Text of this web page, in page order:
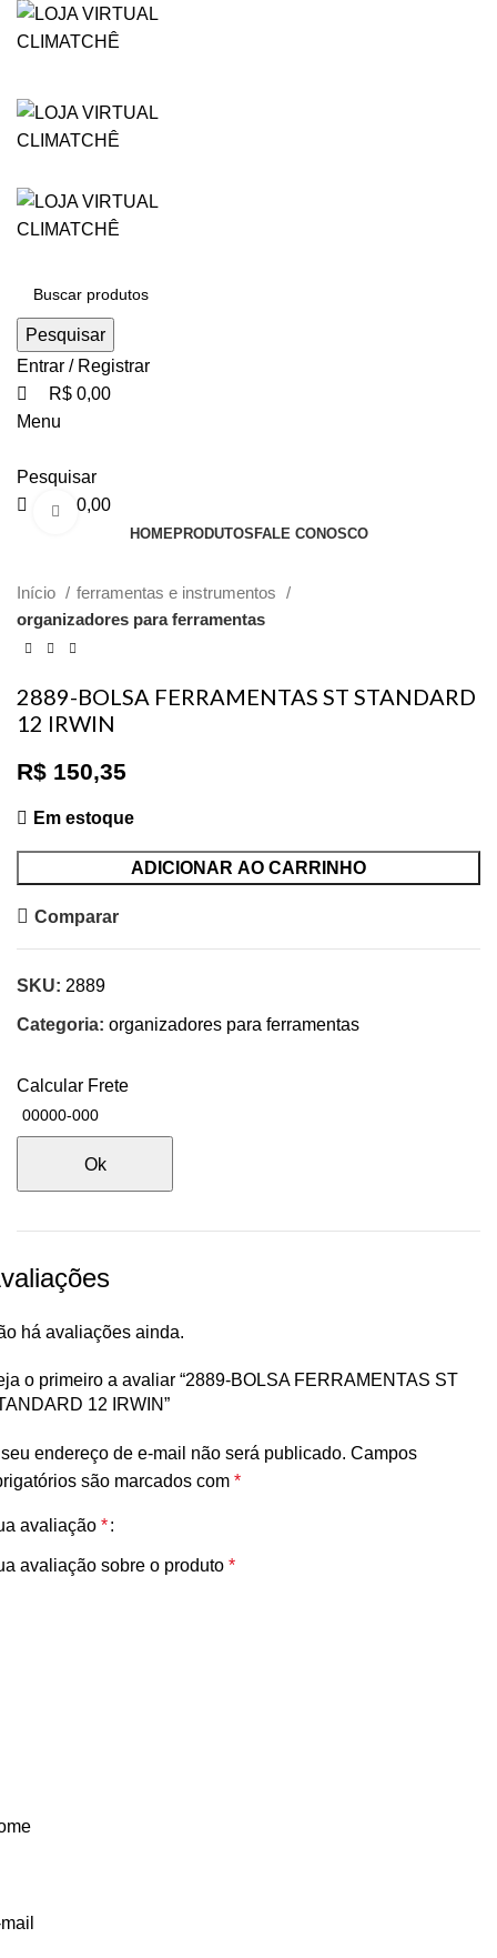
Pesquisar
Entrar / Registrar
R$ 0,00
Menu
Pesquisar
R$ 0,00
HOMEPRODUTOS FALE CONOSCO
Clique para ampliar
Início
ferramentas e instrumentos
organizadores para ferramentas
2889-BOLSA FERRAMENTAS ST STANDARD
12 IRWIN
R$ 150,35
Em estoque
ADICIONAR AO CARRINHO
Comparar
SKU: 2889
Categoria: organizadores para ferramentas
Calcular Frete
Ok
há avaliações ainda.
o primeiro a avaliar “2889-BOLSA FERRAMENTAS ST
12 IRWIN”
endereço de e-mail não será publicado. Campos
são marcados com *
avaliação *
avaliação sobre o produto *
0